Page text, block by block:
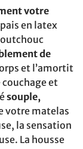
votre
en latex
de
et l’amortit
couchage et
souple,
votre matelas
la sensation
La housse